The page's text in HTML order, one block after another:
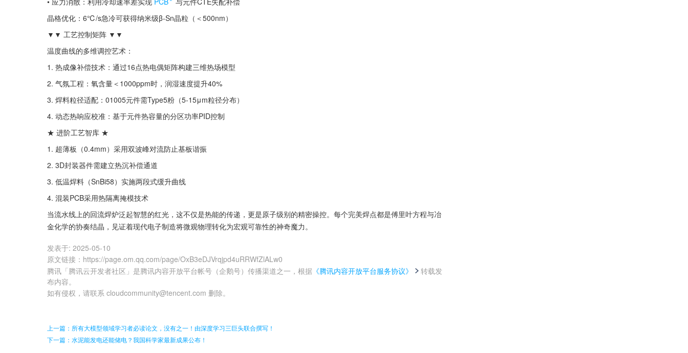
晶格优化：6℃/s急冷可获得纳米级β-Sn晶粒（＜500nm）
▼▼ 工艺控制矩阵 ▼▼
温度曲线的多维调控艺术：
1. 热成像补偿技术：通过16点热电偶矩阵构建三维热场模型
2. 气氛工程：氧含量＜1000ppm时，润湿速度提升40%
3. 焊料粒径适配：01005元件需Type5粉（5-15μm粒径分布）
4. 动态热响应校准：基于元件热容量的分区功率PID控制
★ 进阶工艺智库 ★
1. 超薄板（0.4mm）采用双波峰对流防止基板谐振
2. 3D封装器件需建立热沉补偿通道
3. 低温焊料（SnBi58）实施两段式缓升曲线
4. 混装PCB采用热隔离掩模技术
当流水线上的回流焊炉泛起智慧的红光，这不仅是热能的传递，更是原子级别的精密操控。每个完美焊点都是傅里叶方程与冶
金化学的协奏结晶，见证着现代电子制造将微观物理转化为宏观可靠性的神奇魔力。
发表于: 2025-05-10
原文链接 ： https://page.om.qq.com/page/OxB3eDJVrqjpd4uRRWfZlALw0
腾讯「腾讯云开发者社区」是腾讯内容开放平台帐号（企鹅号）传播渠道之一，根据 《腾讯内容开放平台服务协议》
转载发
布内容。
如有侵权，请联系 cloudcommunity@tencent.com 删除。
上一篇：所有大模型领域学习者必读论文，没有之一！由深度学习三巨头联合撰写！
下一篇：水泥能发电还能储电？我国科学家最新成果公布！